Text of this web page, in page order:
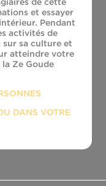
de cette
et essayer
Pendant
activités de
sur sa culture et
atteindre votre
Ze Goude
DANS VOTRE